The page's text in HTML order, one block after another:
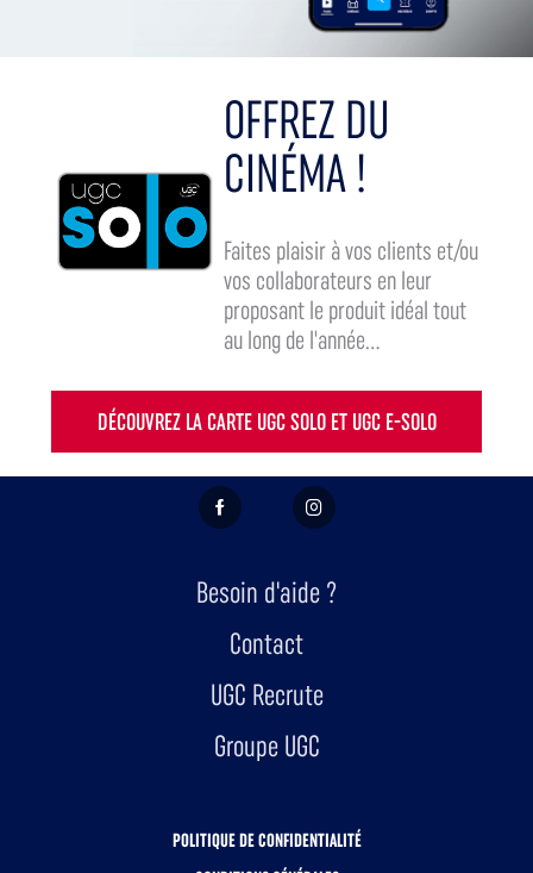
OFFREZ DU
CINÉMA !
Faites plaisir à vos clients et/ou
vos collaborateurs en leur
proposant le produit idéal tout
au long de l'année...
DÉCOUVREZ LA CARTE UGC SOLO ET UGC E-SOLO
FACEBOOK INSTAGRAM
Besoin d'aide ?
Contact
UGC Recrute
Groupe UGC
POLITIQUE DE CONFIDENTIALITÉ